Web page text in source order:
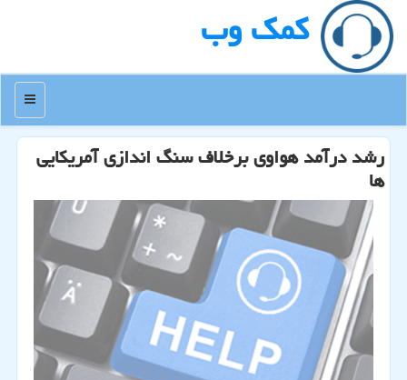
كمك وب
منو
رشد درآمد هواوی برخلاف سنگ اندازی آمریكایی
ها